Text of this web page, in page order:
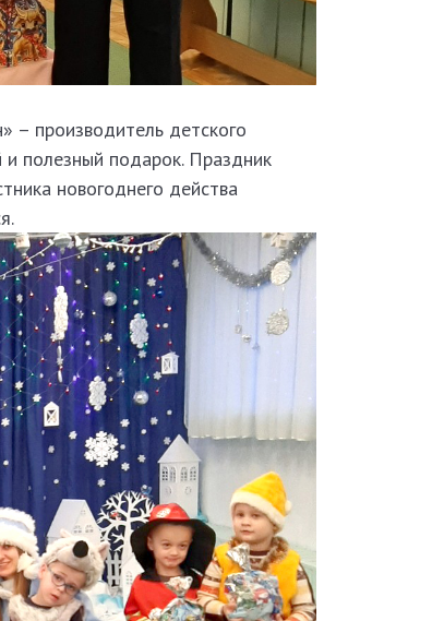
– производитель детского
и полезный подарок. Праздник
новогоднего действа